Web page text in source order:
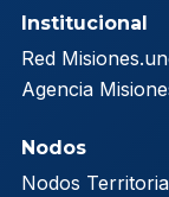
Institucional
Red
Agencia
Nodos
Nodos